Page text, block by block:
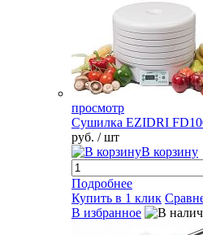
просмотр
Сушилка EZIDRI
руб. / шт
В корзину
Подробнее
Купить в 1 клик
В избранное